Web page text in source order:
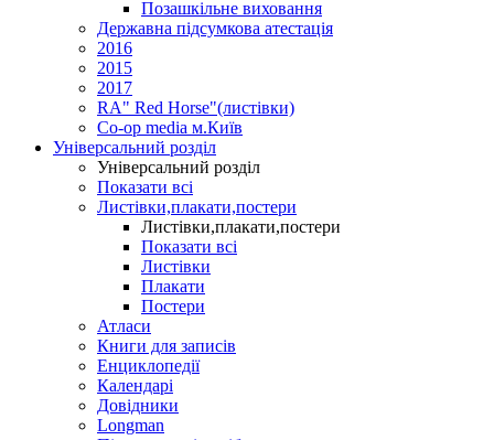
Позашкільне виховання
Державна підсумкова атестація
2016
2015
2017
RA" Red Horse"(листівки)
Co-op media м.Київ
Універсальний розділ
Універсальний розділ
Показати всі
Листівки,плакати,постери
Листівки,плакати,постери
Показати всі
Листівки
Плакати
Постери
Атласи
Книги для записів
Енциклопедії
Календарі
Довідники
Longman